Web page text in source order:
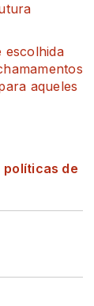
escolhida
aqueles
políticas de